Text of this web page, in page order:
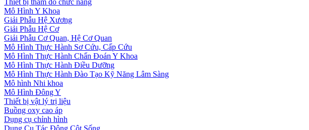
Thiết bị thăm dò chức năng
Mô Hình Y Khoa
Giải Phẫu Hệ Xương
Giải Phẫu Hệ Cơ
Giải Phẫu Cơ Quan, Hệ Cơ Quan
Mô Hình Thực Hành Sơ Cứu, Cấp Cứu
Mô Hình Thực Hành Chẩn Đoán Y Khoa
Mô Hình Thực Hành Điều Dưỡng
Mô Hình Thực Hành Đào Tạo Kỹ Năng Lâm Sàng
Mô hình Nhi khoa
Mô Hình Đông Y
Thiết bị vật lý trị liệu
Buồng oxy cao áp
Dụng cụ chỉnh hình
Dụng Cụ Tác Động Cột Sống